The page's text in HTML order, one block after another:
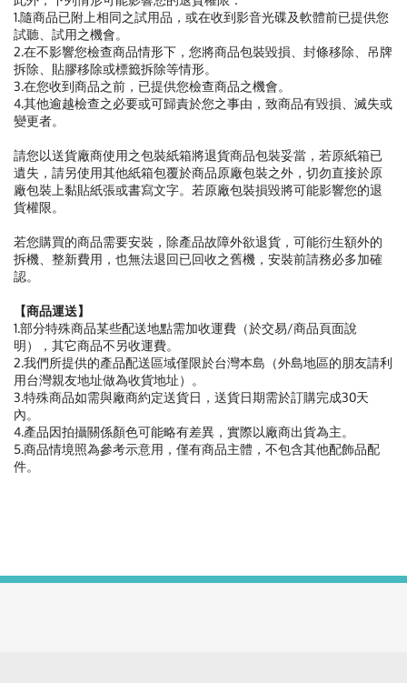
1.隨商品已附上相同之試用品，或在收到影音光碟及軟體前已提供您
試聽、試用之機會。
2.在不影響您檢查商品情形下，您將商品包裝毀損、封條移除、吊牌
拆除、貼膠移除或標籤拆除等情形。
3.在您收到商品之前，已提供您檢查商品之機會。
4.其他逾越檢查之必要或可歸責於您之事由，致商品有毀損、滅失或
變更者。
請您以送貨廠商使用之包裝紙箱將退貨商品包裝妥當，若原紙箱已
遺失，請另使用其他紙箱包覆於商品原廠包裝之外，切勿直接於原
廠包裝上黏貼紙張或書寫文字。若原廠包裝損毀將可能影響您的退
貨權限。
若您購買的商品需要安裝，除產品故障外欲退貨，可能衍生額外的
拆機、整新費用，也無法退回已回收之舊機，安裝前請務必多加確
認。
【商品運送】
1.部分特殊商品某些配送地點需加收運費（於交易/商品頁面說
明），其它商品不另收運費。
2.我們所提供的產品配送區域僅限於台灣本島（外島地區的朋友請利
用台灣親友地址做為收貨地址）。
3.特殊商品如需與廠商約定送貨日，送貨日期需於訂購完成30天
內。
4.產品因拍攝關係顏色可能略有差異，實際以廠商出貨為主。
5.商品情境照為參考示意用，僅有商品主體，不包含其他配飾品配
件。